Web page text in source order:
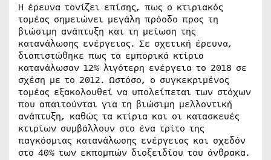
Η έρευνα τονίζει επίσης, πως ο κτιριακός
τομέας σημειώνει μεγάλη πρόοδο προς τη
βιώσιμη ανάπτυξη και τη μείωση της
κατανάλωσης ενέργειας. Σε σχετική έρευνα,
διαπιστώθηκε πως τα εμπορικά κτίρια
κατανάλωσαν 12% λιγότερη ενέργεια το 2018 σε
σχέση με το 2012. Ωστόσο, ο συγκεκριμένος
τομέας εξακολουθεί να υπολείπεται των στόχων
που απαιτούνται για τη βιώσιμη μελλοντική
ανάπτυξη, καθώς τα κτίρια και οι κατασκευές
κτιρίων συμβάλλουν στο ένα τρίτο της
παγκόσμιας κατανάλωσης ενέργειας και σχεδόν
στο 40% των εκπομπών διοξειδίου του άνθρακα.